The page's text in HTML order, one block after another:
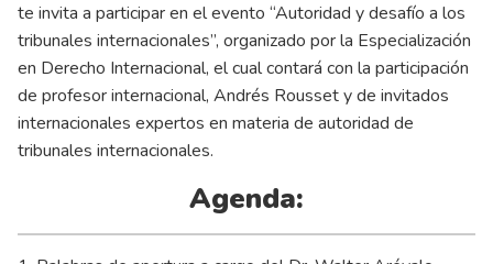
te invita a participar en el evento “Autoridad y desafío a los
tribunales internacionales”, organizado por la Especialización
en Derecho Internacional, el cual contará con la participación
de profesor internacional, Andrés Rousset y de invitados
internacionales expertos en materia de autoridad de
tribunales internacionales.
Agenda: